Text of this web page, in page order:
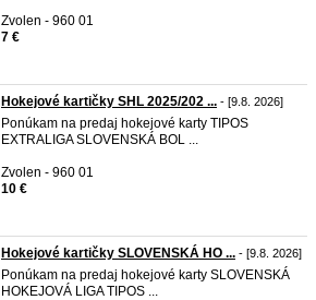
Zvolen - 960 01
7 €
Hokejové kartičky SHL 2025/202 ... - [9.8. 2026]
Ponúkam na predaj hokejové karty TIPOS
EXTRALIGA SLOVENSKÁ BOL ...
Zvolen - 960 01
10 €
Hokejové kartičky SLOVENSKÁ HO ... - [9.8. 2026]
Ponúkam na predaj hokejové karty SLOVENSKÁ
HOKEJOVÁ LIGA TIPOS ...